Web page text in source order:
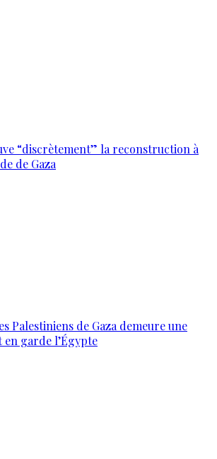
“discrètement” la reconstruction à
de Gaza
Palestiniens de Gaza demeure une
en garde l’Égypte